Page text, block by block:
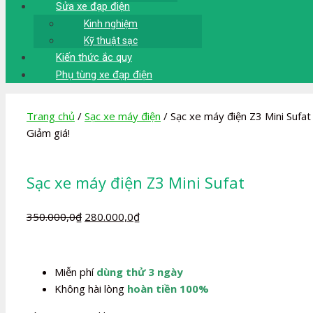
Sửa xe đạp điện
Kinh nghiệm
Kỹ thuật sạc
Kiến thức ắc quy
Phụ tùng xe đạp điện
Trang chủ / Sạc xe máy điện / Sạc xe máy điện Z3 Mini Sufat
Giảm giá!
Sạc xe máy điện Z3 Mini Sufat
350.000,0₫ Giá
350.000,0₫.
280.000,0₫Giá
là:
280.000,0₫.
Miễn phí dùng thử 3 ngày
Không hài lòng hoàn tiền 100%